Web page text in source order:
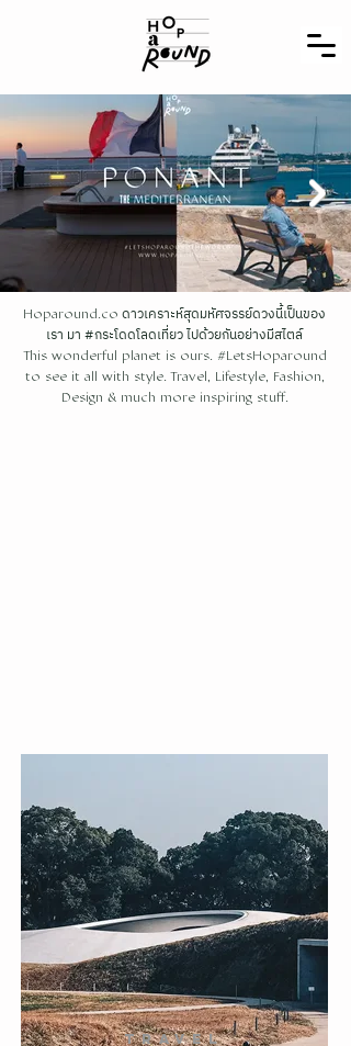
Hoparound.co ดาวเคราะห์สุดมหัศจรรย์ดวงนี้เป็นของ
เรา มา #กระโดดโลดเที่ยว ไปด้วยกันอย่างมีสไตล์
This wonderful planet is ours. #LetsHoparound
to see it all with style. Travel, Lifestyle, Fashion,
Design & much more inspiring stuff.
TRAVEL